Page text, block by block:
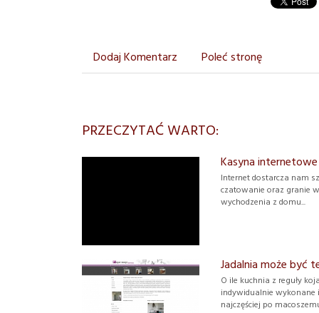
Dodaj Komentarz Poleć stronę
PRZECZYTAĆ WARTO:
Kasyna
Internet dostarcza nam
czatowanie oraz granie
wychodzenia z domu...
Jadalnia może być
O ile kuchnia z reguły
indywidualnie
najczęściej po